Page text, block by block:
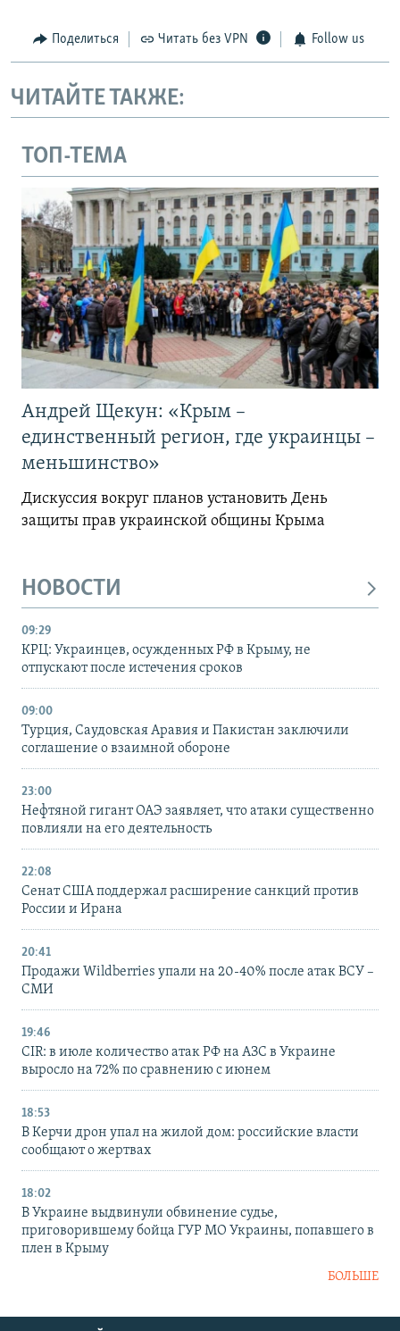
Поделиться Читать без VPN Follow us
ЧИТАЙТЕ ТАКЖЕ:
ТОП-ТЕМА
Андрей Щекун: «Крым –
единственный регион, где украинцы –
меньшинство»
Дискуссия вокруг планов установить День
защиты прав украинской общины Крыма
НОВОСТИ
09:29
КРЦ: Украинцев, осужденных РФ в Крыму, не
отпускают после истечения сроков
09:00
Турция, Саудовская Аравия и Пакистан заключили
соглашение о взаимной обороне
23:00
Нефтяной гигант ОАЭ заявляет, что атаки существенно
повлияли на его деятельность
22:08
Сенат США поддержал расширение санкций против
России и Ирана
20:41
Продажи Wildberries упали на 20-40% после атак ВСУ –
СМИ
19:46
CIR: в июле количество атак РФ на АЗС в Украине
выросло на 72% по сравнению с июнем
18:53
В Керчи дрон упал на жилой дом: российские власти
сообщают о жертвах
18:02
В Украине выдвинули обвинение судье,
приговорившему бойца ГУР МО Украины, попавшего в
плен в Крыму
БОЛЬШЕ